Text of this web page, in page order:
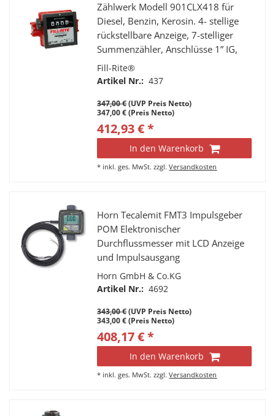
Zählwerk Modell 901CLX418 für
Diesel, Benzin, Kerosin. 4- stellige
rückstellbare Anzeige, 7-stelliger
Summenzähler, Anschlüsse 1” IG,
Durchfluss 23 - 150 l/min.
Fill-Rite®
Artikel Nr.: 437
347,00 €(UVP Preis Netto)
347,00 € (Preis Netto)
412,93 € *
In den Warenkorb
* inkl. ges. MwSt. zzgl.Versandkosten
Horn Tecalemit FMT3 Impulsgeber
POM Elektronischer
Durchflussmesser mit LCD Anzeige
und Impulsausgang
Durchflussbereich 5-120 l/min.
Display nach Montage drehbar
Horn GmbH & Co.KG
Artikel Nr.: 4692
343,00 €(UVP Preis Netto)
343,00 € (Preis Netto)
408,17 € *
In den Warenkorb
* inkl. ges. MwSt. zzgl.Versandkosten